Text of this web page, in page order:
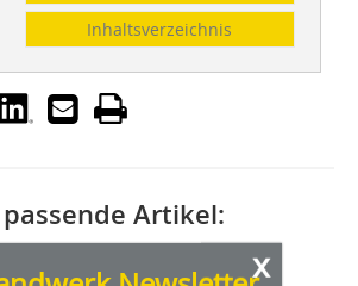
Inhaltsverzeichnis
x
Artikel: